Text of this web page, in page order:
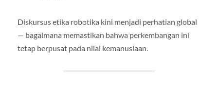
Diskursus etika robotika kini menjadi perhatian global
— bagaimana memastikan bahwa perkembangan ini
tetap berpusat pada nilai kemanusiaan.